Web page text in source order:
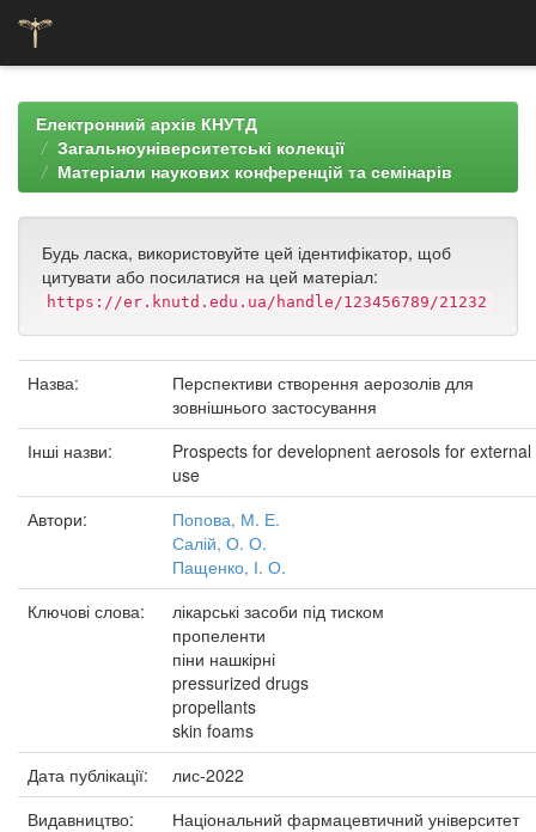
navigationЕлектронний архів КНУТД
Загальноуніверситетські колекції
Матеріали наукових конференцій та семінарів
Будь ласка, використовуйте цей ідентифікатор, щоб
цитувати або посилатися на цей матеріал:
https://er.knutd.edu.ua/handle/123456789/21232
Назва:
Перспективи створення аерозолів для
зовнішнього застосування
Інші назви:
Prospects for developnent aerosols for external
use
Автори:
Попова, М. Е.
Салій, О. О.
Пащенко, І. О.
Ключові слова:
лікарські засоби під тиском
пропеленти
піни нашкірні
pressurized drugs
propellants
skin foams
Дата публікації:
лис-2022
Видавництво:
Національний фармацевтичний університет